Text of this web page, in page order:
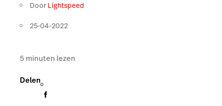
Door Lightspeed
25-04-2022
5 minuten lezen
Delen